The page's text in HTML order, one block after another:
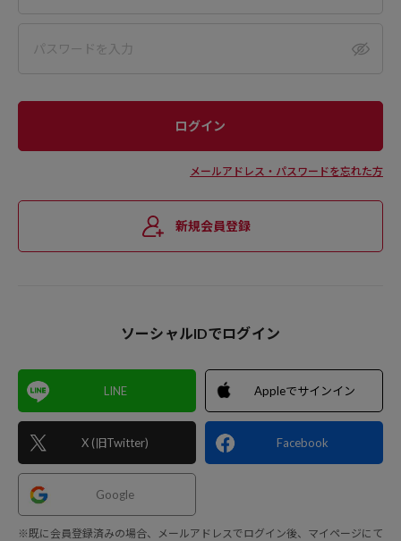
メールアドレス・パスワードを忘れた方
新規会員登録
ソーシャルIDでログイン
LINE
X (旧Twitter)
Appleでサインイン
Facebook
Google
※既に会員登録済みの場合、メールアドレスでログイン後、マイページにて